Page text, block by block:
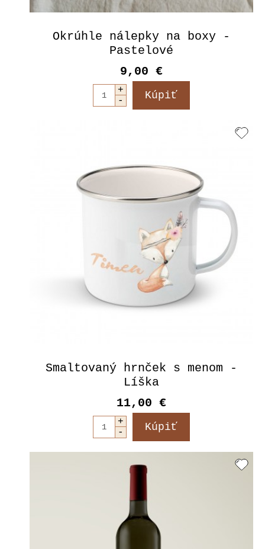
Okrúhle nálepky na boxy -
Pastelové
9,00 €
Smaltovaný hrnček s menom -
Líška
11,00 €